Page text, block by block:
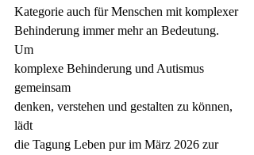
Kategorie auch für Menschen mit komplexer
Behinderung immer mehr an Bedeutung.
Um
komplexe Behinderung und Autismus
gemeinsam
denken, verstehen und gestalten zu können,
lädt
die Tagung Leben pur im März 2026 zur